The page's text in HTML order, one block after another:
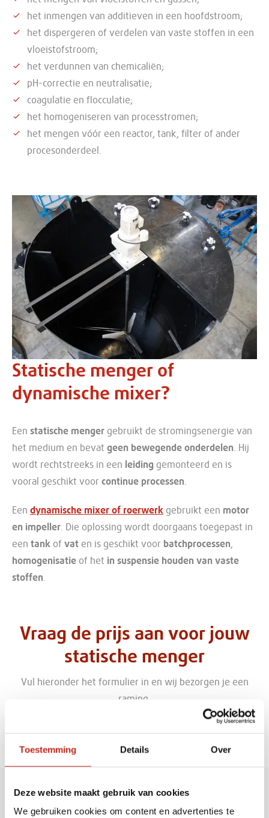
Toestemming Details Over
Deze website maakt gebruik van cookies
We gebruiken cookies om content en advertenties te
het inmengen van additieven in een hoofdstroom;
het dispergeren of verdelen van vaste stoffen in een
vloeistofstroom;
het verdunnen van chemicaliën;
pH-correctie en neutralisatie;
coagulatie en flocculatie;
het homogeniseren van processtromen;
het mengen vóór een reactor, tank, filter of ander
procesonderdeel.
Statische menger of
dynamische mixer?
Een statische menger gebruikt de stromingsenergie van
het medium en bevat geen bewegende onderdelen. Hij
wordt rechtstreeks in een leiding gemonteerd en is
vooral geschikt voor continue processen.
Een dynamische mixer of roerwerk gebruikt een motor
en impeller. Die oplossing wordt doorgaans toegepast in
een tank of vat en is geschikt voor batchprocessen,
homogenisatie of het in suspensie houden van vaste
stoffen.
Vraag de prijs aan voor jouw
statische menger
Vul hieronder het formulier in en wij bezorgen je een
raming.
Belangrijkste medium/vloeistof
Medium/vloeistof 1